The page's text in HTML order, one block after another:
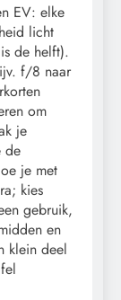
EV: elke
licht
de helft).
f/8 naar
om
je
de
je met
kies
gebruik,
en
klein deel